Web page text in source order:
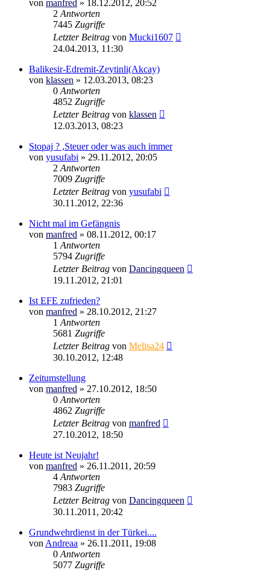
von manfred » 18.12.2012, 20:52
2 Antworten
7445 Zugriffe
Letzter Beitrag von Mucki1607
24.04.2013, 11:30
Balikesir-Edremit-Zeytinli(Akcay)
von klassen » 12.03.2013, 08:23
0 Antworten
4852 Zugriffe
Letzter Beitrag von klassen
12.03.2013, 08:23
Stopaj ? ,Steuer oder was auch immer
von yusufabi » 29.11.2012, 20:05
2 Antworten
7009 Zugriffe
Letzter Beitrag von yusufabi
30.11.2012, 22:36
Nicht mal im Gefängnis
von manfred » 08.11.2012, 00:17
1 Antworten
5794 Zugriffe
Letzter Beitrag von Dancingqueen
19.11.2012, 21:01
Ist EFE zufrieden?
von manfred » 28.10.2012, 21:27
1 Antworten
5681 Zugriffe
Letzter Beitrag von Melisa24
30.10.2012, 12:48
Zeitumstellung
von manfred » 27.10.2012, 18:50
0 Antworten
4862 Zugriffe
Letzter Beitrag von manfred
27.10.2012, 18:50
Heute ist Neujahr!
von manfred » 26.11.2011, 20:59
4 Antworten
7983 Zugriffe
Letzter Beitrag von Dancingqueen
30.11.2011, 20:42
Grundwehrdienst in der Türkei....
von Andreaa » 26.11.2011, 19:08
0 Antworten
5077 Zugriffe